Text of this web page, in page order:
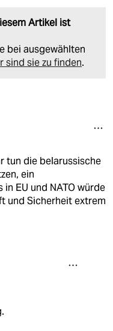
Artikel ist
bei ausgewählten
sind sie zu finden.
tun die belarussische
ein
EU und NATO würde
und Sicherheit extrem